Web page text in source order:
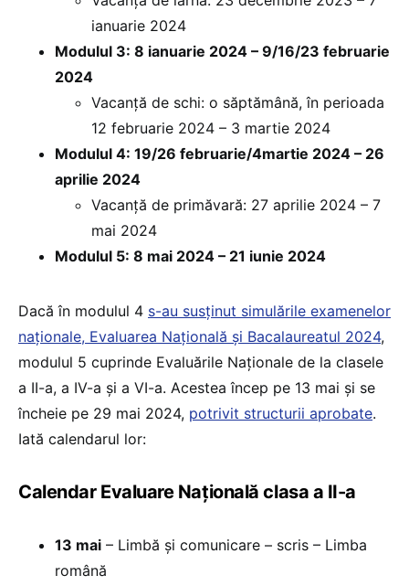
ianuarie 2024
Modulul 3: 8 ianuarie 2024 – 9/16/23 februarie
2024
Vacanță de schi: o săptămână, în perioada
12 februarie 2024 – 3 martie 2024
Modulul 4: 19/26 februarie/4martie 2024 – 26
aprilie 2024
Vacanță de primăvară: 27 aprilie 2024 – 7
mai 2024
Modulul 5: 8 mai 2024 – 21 iunie 2024
Dacă în modulul 4 s-au susținut simulările examenelor
naționale, Evaluarea Națională și Bacalaureatul 2024,
modulul 5 cuprinde Evaluările Naționale de la clasele
a II-a, a IV-a și a VI-a. Acestea încep pe 13 mai și se
încheie pe 29 mai 2024, potrivit structurii aprobate.
Iată calendarul lor:
Calendar Evaluare Națională clasa a II-a
13 mai – Limbă și comunicare – scris – Limba
română